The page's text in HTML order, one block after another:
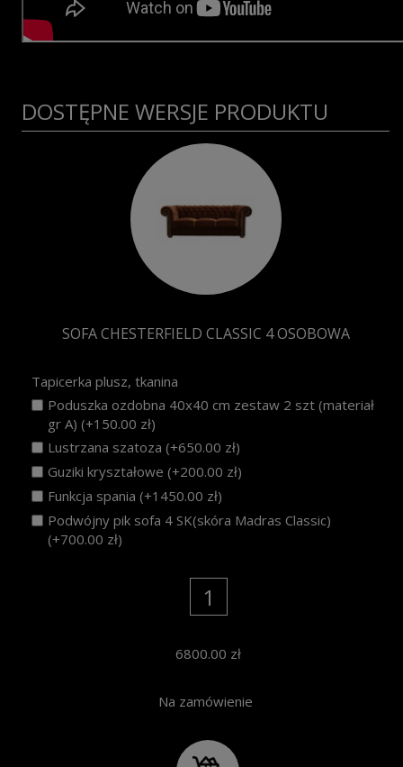
DOSTĘPNE WERSJE PRODUKTU
SOFA CHESTERFIELD CLASSIC 4 OSOBOWA
Tapicerka plusz, tkanina
Poduszka ozdobna 40x40 cm zestaw 2 szt (materiał
gr A) (+150.00 zł)
Lustrzana szatoza (+650.00 zł)
Guziki kryształowe (+200.00 zł)
Funkcja spania (+1450.00 zł)
Podwójny pik sofa 4 SK(skóra Madras Classic)
(+700.00 zł)
6800.00 zł
Na zamówienie